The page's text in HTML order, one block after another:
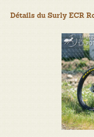
Détails du Surly ECR